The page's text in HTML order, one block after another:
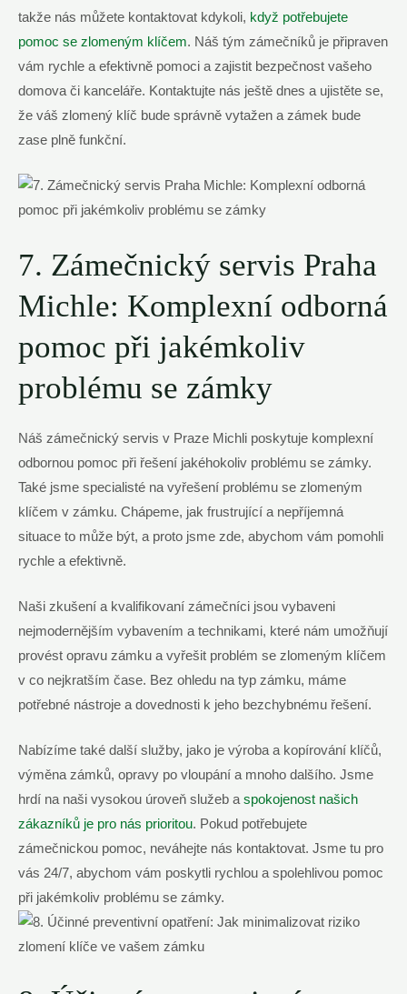
takže nás můžete kontaktovat kdykoli, když potřebujete​
pomoc ⁤se zlomeným klíčem. Náš tým ​zámečníků je připraven
vám​ rychle a efektivně pomoci a zajistit ⁣bezpečnost vašeho
domova či kanceláře. Kontaktujte nás ještě dnes a ‌ujistěte se,⁣
že váš zlomený klíč⁢ bude správně ⁣vytažen a zámek bude⁤
zase plně‌ funkční.
7. Zámečnický‌ servis Praha
Michle: Komplexní ⁣odborná
pomoc‌ při jakémkoliv
problému se zámky
Náš zámečnický servis⁣ v⁤ Praze Michli⁢ poskytuje komplexní
‌odbornou pomoc⁤ při​ řešení ⁣jakéhokoliv​ problému⁣ se zámky.⁤
Také​ jsme specialisté na⁣ vyřešení problému se zlomeným
klíčem v ⁢zámku. Chápeme,‍ jak frustrující a ‌nepříjemná
situace ​to může být, a proto jsme zde, abychom ‍vám pomohli⁣
rychle⁣ a efektivně.
Naši zkušení a kvalifikovaní zámečníci⁤ jsou vybaveni
⁣nejmodernějším vybavením a ⁢technikami, ‍které nám ⁢umožňují
provést​ opravu zámku a​ vyřešit problém se zlomeným‌ klíčem
v‌ co ⁣nejkratším čase. Bez ohledu ⁤na typ⁤ zámku, máme
potřebné‌ nástroje a dovednosti ‌k jeho bezchybnému řešení.
Nabízíme⁣ také další služby, jako je výroba‍ a kopírování ⁣klíčů,
výměna zámků, opravy po vloupání a mnoho dalšího.⁢ Jsme
‌hrdí na naši‌ vysokou úroveň služeb aspokojenost ‌našich
zákazníků je pro ⁤nás prioritou. Pokud potřebujete
zámečnickou pomoc, neváhejte nás kontaktovat. Jsme tu⁤ pro
vás⁢ 24/7, abychom vám poskytli rychlou a ⁤spolehlivou pomoc
při​ jakémkoliv problému se zámky.